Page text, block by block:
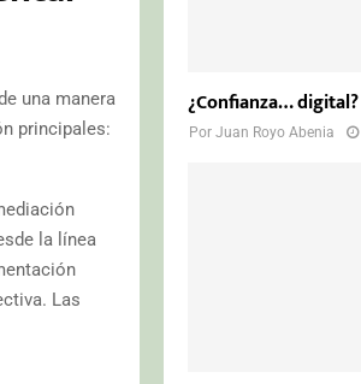
una manera
principales:
la línea
Las
¿Confianza… digital?
PorJuan Royo Abenia